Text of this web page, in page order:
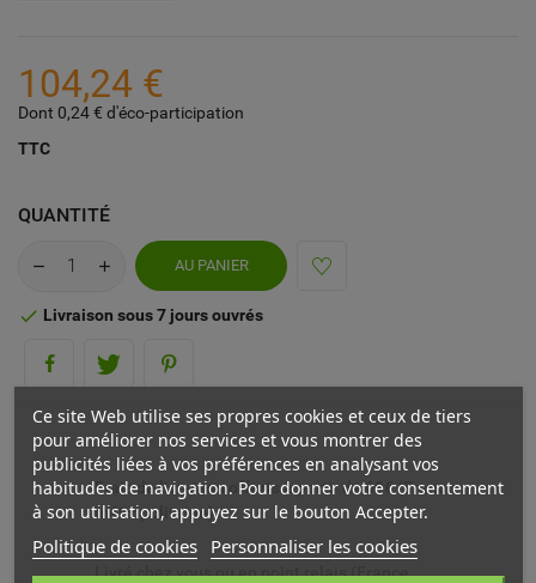
104,24 €
Dont 0,24 € d'éco-participation
TTC
QUANTITÉ
AU PANIER
 Livraison sous 7 jours ouvrés
Frais de livraison offerts à partir de 69€ (France
métropolitaine)
Livré chez vous ou en point relais (France
Ce site Web utilise ses propres cookies et ceux de tiers
pour améliorer nos services et vous montrer des
publicités liées à vos préférences en analysant vos
habitudes de navigation. Pour donner votre consentement
à son utilisation, appuyez sur le bouton Accepter.
Politique de cookies Personnaliser les cookies